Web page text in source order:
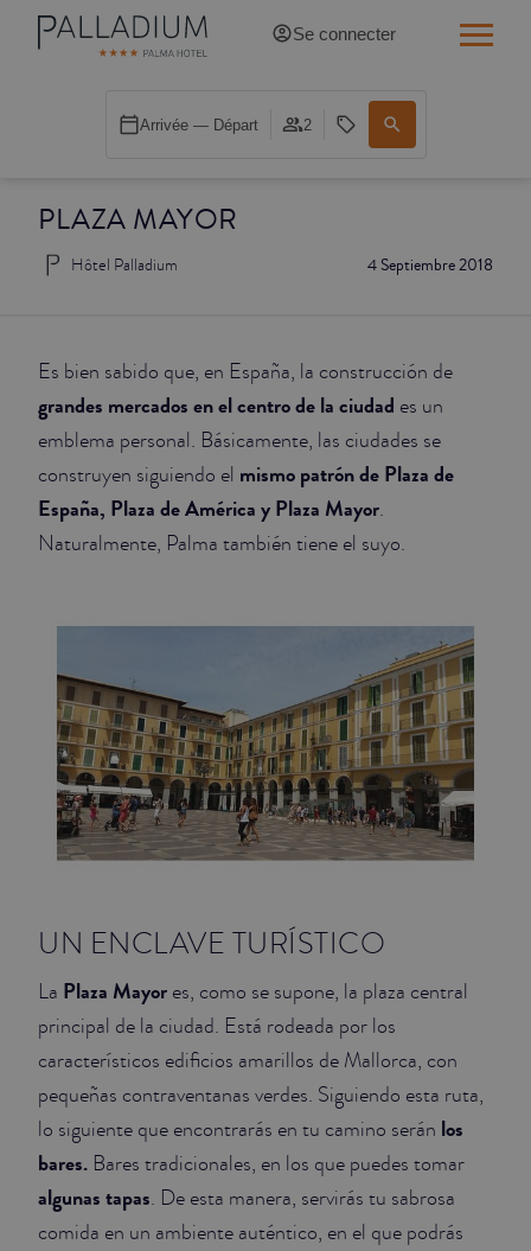
PLAZA MAYOR
4 Septiembre 2018
Hôtel Palladium
Es bien sabido que, en España, la construcción de
grandes mercados en el centro de la ciudad es un
emblema personal. Básicamente, las ciudades se
construyen siguiendo el mismo patrón de Plaza de
España, Plaza de América y Plaza Mayor.
Naturalmente, Palma también tiene el suyo.
UN ENCLAVE TURÍSTICO
La Plaza Mayor es, como se supone, la plaza central
principal de la ciudad. Está rodeada por los
característicos edificios amarillos de Mallorca, con
pequeñas contraventanas verdes. Siguiendo esta ruta,
lo siguiente que encontrarás en tu camino serán los
bares. Bares tradicionales, en los que puedes tomar
algunas tapas. De esta manera, servirás tu sabrosa
comida en un ambiente auténtico, en el que podrás
Se connecter
Arrivée — Départ 2
SINGLE BALCON CATHÉDRALE
DOBLE RED
DOUBLE WHITE
DOUBLE INN CATHÉDRALE
SUPÉRIEURE